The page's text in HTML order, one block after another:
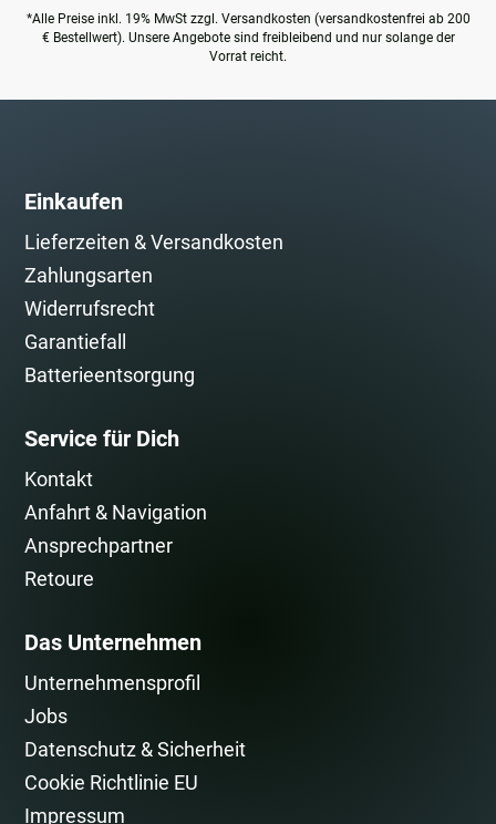
*Alle Preise inkl. 19% MwSt zzgl. Versandkosten (versandkostenfrei ab 200
€ Bestellwert). Unsere Angebote sind freibleibend und nur solange der
Vorrat reicht.
Einkaufen
Lieferzeiten & Versandkosten
Zahlungsarten
Widerrufsrecht
Garantiefall
Batterieentsorgung
Service für Dich
Kontakt
Anfahrt & Navigation
Ansprechpartner
Retoure
Das Unternehmen
Unternehmensprofil
Jobs
Datenschutz & Sicherheit
Cookie Richtlinie EU
Impressum